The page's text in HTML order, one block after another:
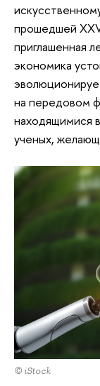
прошедшей
приглашенная
экономика
на передовом
находящимися
ученых,
© iStock